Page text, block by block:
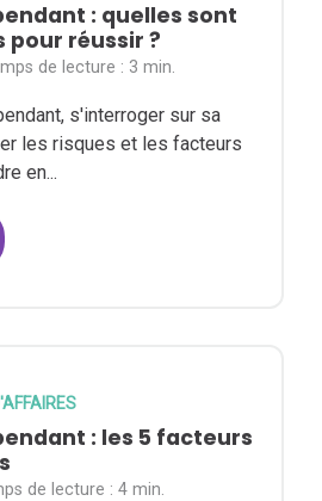
: quelles sont
pour réussir ?
de lecture : 3 min.
s'interroger sur sa
les risques et les facteurs
en...
: les 5 facteurs
de lecture :4 min.